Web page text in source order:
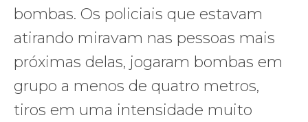
bombas. Os policiais que estavam
atirando miravam nas pessoas mais
próximas delas, jogaram bombas em
grupo a menos de quatro metros,
tiros em uma intensidade muito